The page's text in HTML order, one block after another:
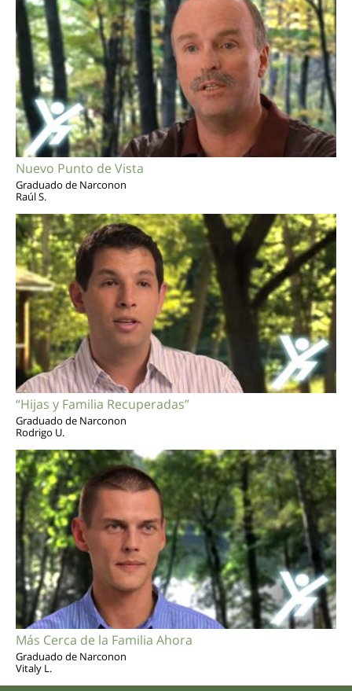
Nuevo Punto de Vista
Graduado de Narconon
Raúl S.
“Hijas y Familia Recuperadas”
Graduado de Narconon
Rodrigo U.
Más Cerca de la Familia Ahora
Graduado de Narconon
Vitaly L.